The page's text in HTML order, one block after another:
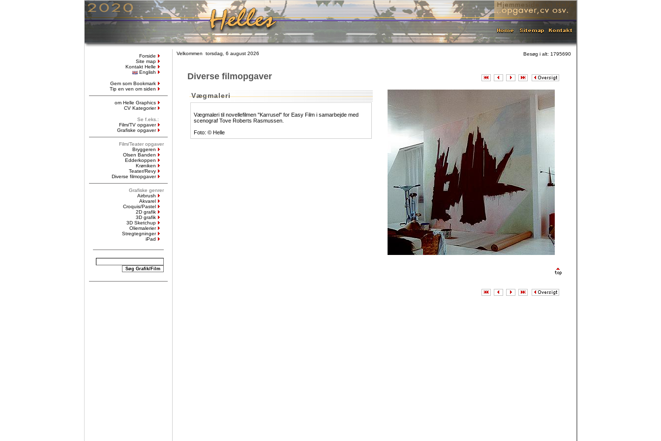
Forside
Site map
Kontakt Helle
English
Gem som Bookmark
Tip en ven om siden
om Helle Graphics
CV Kategorier
Se f.eks.:
Film/TV opgaver
Grafiske opgaver
Film/Teater opgaver
Bryggeren
Olsen Banden
Edderkoppen
Krøniken
Teater/Revy
Diverse filmopgaver
Grafiske genrer
Airbrush
Akvarel
Croquis/Pastel
2D grafik
3D grafik
3D Sketchup
Oliemalerier
Stregtegninger
iPad
Besøg i alt: 1795690
Velkommen torsdag, 6 august 2026
Diverse filmopgaver
Vægmaleri
Vægmaleri til novellefilmen "Karrusel" for Easy Film i samarbejde med
scenograf Tove Roberts Rasmussen.
Foto: © Helle